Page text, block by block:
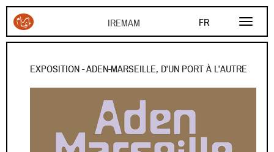
FR
EN
AR
Aller au contenu principal
EXPOSITION - ADEN-MARSEILLE, D'UN PORT À L'AUTRE